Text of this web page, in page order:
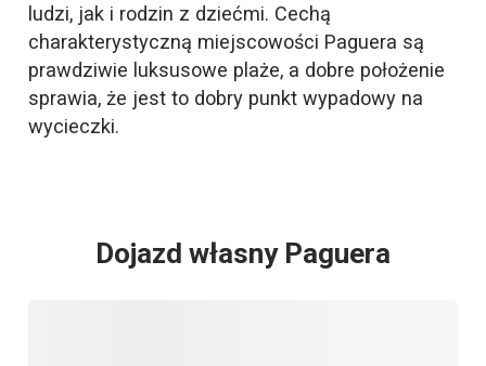
ludzi, jak i rodzin z dziećmi. Cechą
charakterystyczną miejscowości Paguera są
prawdziwie luksusowe plaże, a dobre położenie
sprawia, że jest to dobry punkt wypadowy na
wycieczki.
Dojazd własny Paguera